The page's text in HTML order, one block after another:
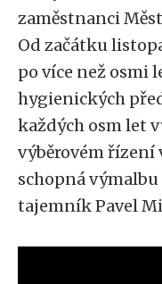
zaměstnanci
Od začátku
po více než osmi
hygienických
každých osm let
výběrovém
schopná
tajemník Pavel